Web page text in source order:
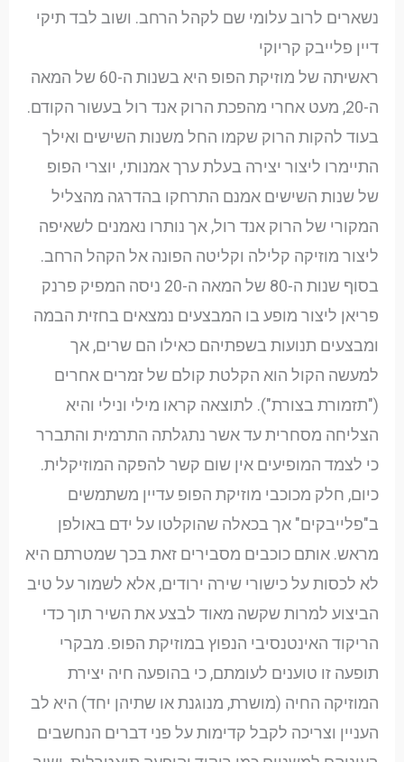
נשארים לרוב עלומי שם לקהל הרחב. ושוב לבד תיקי
דיין פלייבק קריוקי
ראשיתה של מוזיקת הפופ היא בשנות ה-60 של המאה
ה-20, מעט אחרי מהפכת הרוק אנד רול בעשור הקודם.
בעוד להקות הרוק שקמו החל משנות השישים ואילך
התיימרו ליצור יצירה בעלת ערך אמנותי, יוצרי הפופ
של שנות השישים אמנם התרחקו בהדרגה מהצליל
המקורי של הרוק אנד רול, אך נותרו נאמנים לשאיפה
ליצור מוזיקה קלילה וקליטה הפונה אל הקהל הרחב.
בסוף שנות ה-80 של המאה ה-20 ניסה המפיק פרנק
פריאן ליצור מופע בו המבצעים נמצאים בחזית הבמה
ומבצעים תנועות בשפתיהם כאילו הם שרים, אך
למעשה הקול הוא הקלטת קולם של זמרים אחרים
("תזמורת בצורת"). לתוצאה קראו מילי ונילי והיא
הצליחה מסחרית עד אשר נתגלתה התרמית והתברר
כי לצמד המופיעים אין שום קשר להפקה המוזיקלית.
כיום, חלק מכוכבי מוזיקת הפופ עדיין משתמשים
ב"פלייבקים" אך בכאלה שהוקלטו על ידם באולפן
מראש. אותם כוכבים מסבירים זאת בכך שמטרתם היא
לא לכסות על כישורי שירה ירודים, אלא לשמור על טיב
הביצוע למרות שקשה מאוד לבצע את השיר תוך כדי
הריקוד האינטנסיבי הנפוץ במוזיקת הפופ. מבקרי
תופעה זו טוענים לעומתם, כי בהופעה חיה יצירת
המוזיקה החיה (מושרת, מנוגנת או שתיהן יחד) היא לב
העניין וצריכה לקבל קדימות על פני דברים הנחשבים